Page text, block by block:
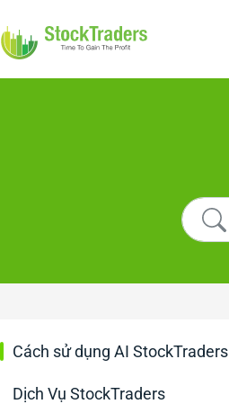
Cách sử dụng AI StockTraders
Dịch Vụ StockTraders